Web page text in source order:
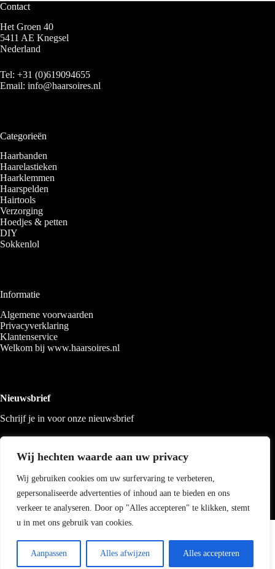
Wij hechten waarde aan uw privacy
Wij gebruiken cookies om uw surfervaring te verbeteren,
gepersonaliseerde advertenties of inhoud aan te bieden en ons
verkeer te analyseren. Door op "Alles accepteren" te klikken, stemt
u in met ons gebruik van cookies.
Aanpassen Alles afwijzen Alles accepteren
Contact
Het Groen 40
5411 AE Knegsel
Nederland
Tel: +31 (0)619094655
Email: info@haarsoires.nl
Categorieën
Haarbanden
Haarelastieken
Haarklemmen
Haarspelden
Hairtools
Verzorging
Hoedjes & petten
DIY
Sokkenlol
Informatie
Algemene voorwaarden
Privacyverklaring
Klantenservice
Welkom bij www.haarsoires.nl
Nieuwsbrief
Schrijf je in voor onze nieuwsbrief
Copyright 2026 Haarsoires